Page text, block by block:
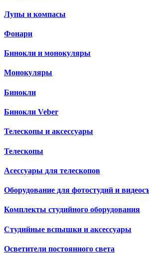
Лупы и компасы
Фонари
Бинокли и монокуляры
Монокуляры
Бинокли
Бинокли Veber
Телескопы и аксессуары
Телескопы
Асессуары для телескопов
Оборудование для фотостудий и
Комплекты студийного оборудования
Студийные вспышки и аксессуары
Осветители постоянного света